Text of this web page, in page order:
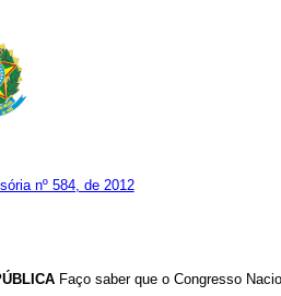
nº 584, de 2012
Faço saber que o Congresso